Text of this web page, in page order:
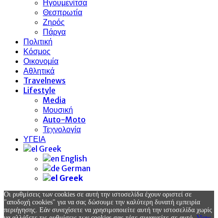
Ηγουμενίτσα
Θεσπρωτία
Ζηρός
Πάργα
Πολιτική
Κόσμος
Οικονομία
Αθλητικά
Travelnews
Lifestyle
Media
Μουσική
Auto-Moto
Τεχνολογία
ΥΓΕΙΑ
Greek
English
German
Greek
Οι ρυθμίσεις των cookies σε αυτή την ιστοσελίδα έχουν οριστεί σε
"αποδοχή cookies" για να σας δώσουμε την καλύτερη δυνατή εμπειρία
περιήγησης. Εάν συνεχίσετε να χρησιμοποιείτε αυτή την ιστοσελίδα χωρίς